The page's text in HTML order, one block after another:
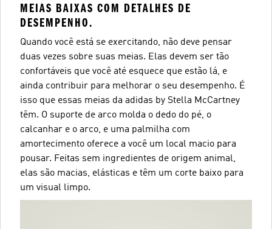
MEIAS BAIXAS COM DETALHES DE
DESEMPENHO.
Quando você está se exercitando, não deve pensar
duas vezes sobre suas meias. Elas devem ser tão
confortáveis que você até esquece que estão lá, e
ainda contribuir para melhorar o seu desempenho. É
isso que essas meias da adidas by Stella McCartney
têm. O suporte de arco molda o dedo do pé, o
calcanhar e o arco, e uma palmilha com
amortecimento oferece a você um local macio para
pousar. Feitas sem ingredientes de origem animal,
elas são macias, elásticas e têm um corte baixo para
um visual limpo.